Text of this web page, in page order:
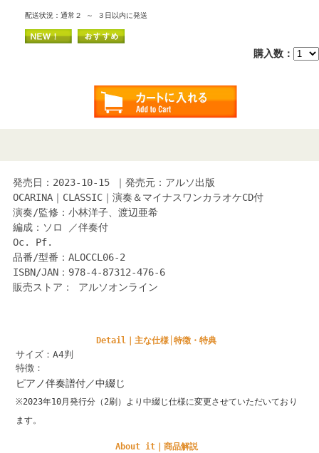
配送状況：通常２ ～ ３日以内に発送
購入数：
発売日：2023-10-15 ｜発売元：アルソ出版
OCARINA｜CLASSIC｜演奏＆マイナスワンカラオケCD付
演奏/監修：小林洋子、渡辺亜希
編成：ソロ ／伴奏付
Oc. Pf.
品番/型番：ALOCCL06-2
ISBN/JAN：978-4-87312-476-6
販売ストア： アルソオンライン
Detail｜主な仕様│特徴・特典
サイズ：A4判
特徴：
ピアノ伴奏譜付／中綴じ
※2023年10月発行分（2刷）より中綴じ仕様に変更させていただいており
ます。
About it｜商品解説